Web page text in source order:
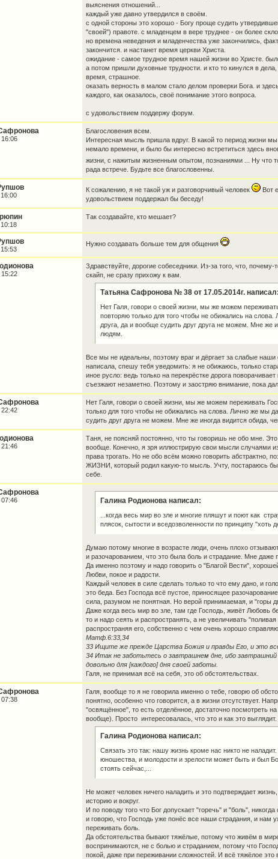
выяснения отношений...
каждый уже давно утвердился в своём.
с одной стороны это хорошо - Богу проще судить
"своей") правоте. с младенцем в вере труднее - он более
но времена неведения и младенчества уже закончились,
закончится. и настанет время церкви Христа.
ожидание - самое трудное время нашей жизни во Христе.
а потом пришли духовные трудности. и кто то кинулся в дела,
время, страшное.
оказать верность в малом стало делом проверки Бога. и
каждого, как оказалось, своё понимание этого вопроса.
с удовольствием поддержу форум.
16:06
Благословения всем.
Интересная мысль пришла вдруг. В какой то период жизни
немало времени, и было бы интересно встретиться здесь
жизни, с нажитым жизненным опытом, познаниями ... Ну что
рада встрече. Будьте все благословенны.
К сожалению, я не такой уж и разговорчивый человек
Вот
удовольствием поддержал бы беседу!
Так создавайте, кто мешает?
Нужно создавать больше тем для общения
Здравствуйте, дорогие собеседники. Из-за того, что,
скайп, не сразу прихожу к вам.
Татьяна Сафронова № 38 от 17.05.2014г. написал:
Нет Галя, говори о своей жизни, мы же можем
повторяю только для того чтобы не обижались на
друга, да и вообще судить друг друга не можем. Мне же
людям.
Все мы не идеальны, поэтому враг и дёргает за слабые
написала, спешу тебя уведомить: я не обижаюсь, только
иное русло: ведь только на перекрёстке дорога
съезжают незаметно. Поэтому и заостряю внимание, пока
22:42
Нет Галя, говори о своей жизни, мы же можем переживать
только для того чтобы не обижались на слова. Лично же мы
судить друг друга не можем. Мне же иногда видится обида,
21:46
Таня, не поясняй постоянно, что ты говоришь не обо мне.
вообще. Конечно, я зря иллюстрирую свои мысли случаями
права трогать. Но не обо всём можно говорить абстрактно,
ЖИЗНИ, который родил какую-то мысль. Учту, постараюсь
себе.
Галина Родионова написал:
...когда весь мир во зле и многие пляшут и поют как
плясок, сытости и вседозволенности по принципу "хоть
Думаю потому многие в возрасте люди, очень плохо
и разочарованием, что это была боль и страдание. Мне даже
Да именно поэтому и надо говорить о "Благой Вести",
Любви, покое и радости.
Каждый человек в силе сделать только то что ему дано, и
это беда. Без Господа всё пустое, приносящее
сила, разумом не понятная. Но верой принимаемая, и "горы
Даже когда весь мир во зле, там где Господь, живёт Любовь
то и надо сеять и распространять, а не увеличивать
распространяя его, собственно с чем очень хорошо
Матф.6:33,34
33 Ищите же прежде Царства Божия и правды Его, и это
34 Итак не заботьтесь о завтрашнем дне, ибо
довольно для [каждого] дня своей заботы.
Галя, не принимая всё на себя, это об обстоятельствах.
Галя, вообще то я не говорила именно о тебе, говорю об
понятно, особенно что говорится, а в жизни отсутствует.
"освящённое", то есть отделённое, достаточно посмотреть
вообще). Просто интересовалась, что это и как это
Галина Родионова написал:
Связать это так: нашу жизнь кроме нас никто не
юношества, и молодости и зрелости может быть и был
стоять сейчас,...
Не может человек ничего наладить и это подтверждает
историю и вокруг.
И по поводу того что Бог допускает "горечь" и "боль",
и говорю, что Господь уже понёс все наши страдания, и нам
переживать боль.
Да обстоятельства бывают тяжёлые, потому что живём в
воспринимаются, не с болью и страданием, потому что
покой, даже при переживании сложностей. И всё тяжёлое